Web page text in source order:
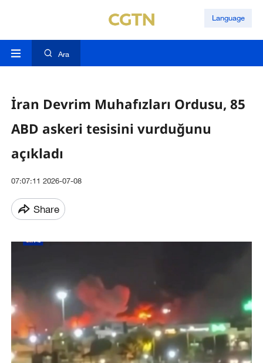
Language
Ara
İran Devrim Muhafızları Ordusu, 85
ABD askeri tesisini vurduğunu
açıkladı
07:07:11 2026-07-08
Share